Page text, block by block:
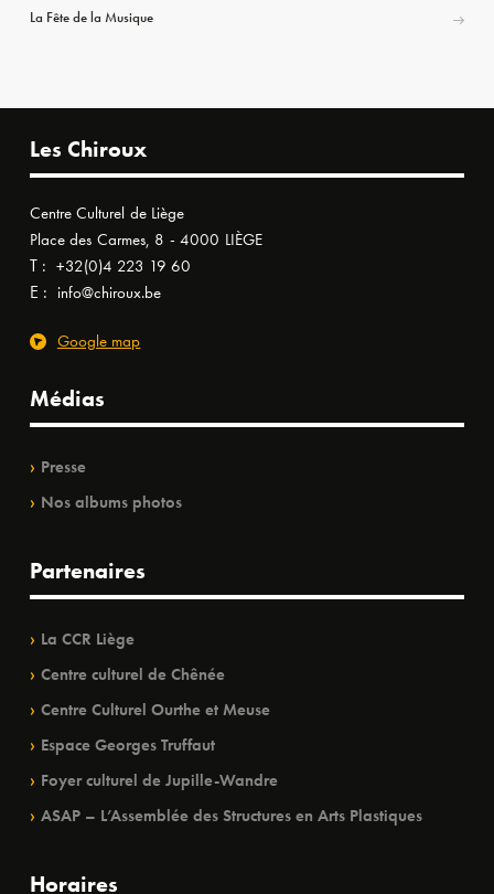
La Fête de la Musique
Les Chiroux
Centre Culturel de Liège
Place des Carmes, 8 - 4000 LIÈGE
T : +32(0)4 223 19 60
E : info@chiroux.be
Google map
Médias
Presse
Nos albums photos
Partenaires
La CCR Liège
Centre culturel de Chênée
Centre Culturel Ourthe et Meuse
Espace Georges Truffaut
Foyer culturel de Jupille-Wandre
ASAP – L’Assemblée des Structures en Arts Plastiques
Horaires